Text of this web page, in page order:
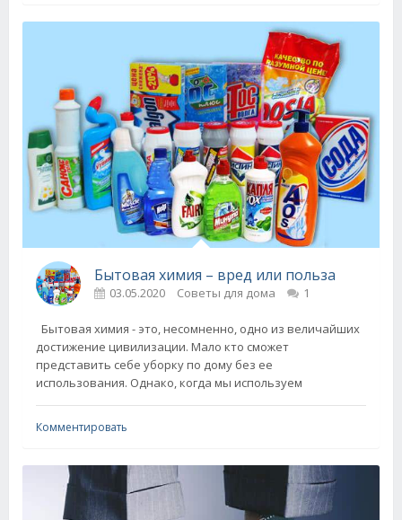
Бытовая химия – вред или польза
03.05.2020 Советы для дома 1
Бытовая химия - это, несомненно, одно из величайших
достижение цивилизации. Мало кто сможет
представить себе уборку по дому без ее
использования. Однако, когда мы используем
Комментировать